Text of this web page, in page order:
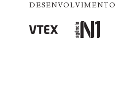
DESENVOLVIMENTO